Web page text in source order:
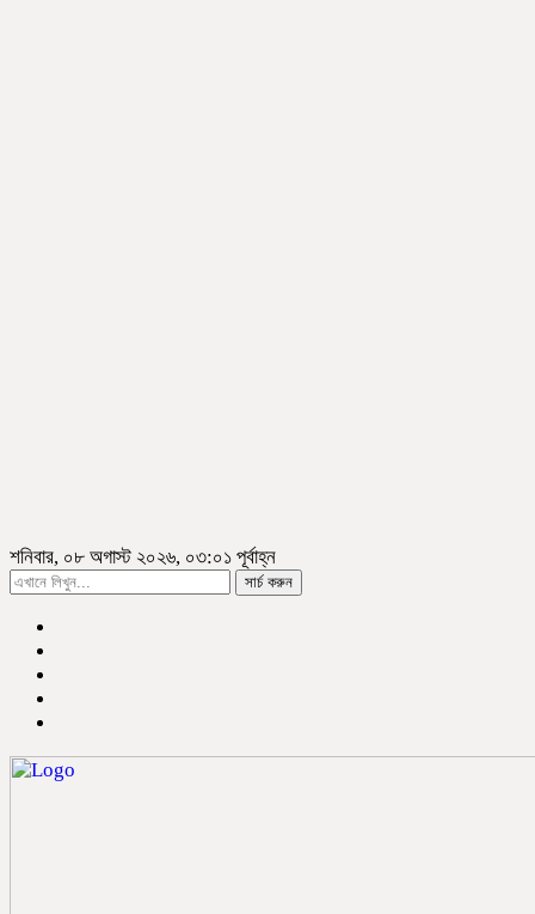
শনিবার, ০৮ অগাস্ট ২০২৬, ০৩:০১ পূর্বাহ্ন
সার্চ করুন